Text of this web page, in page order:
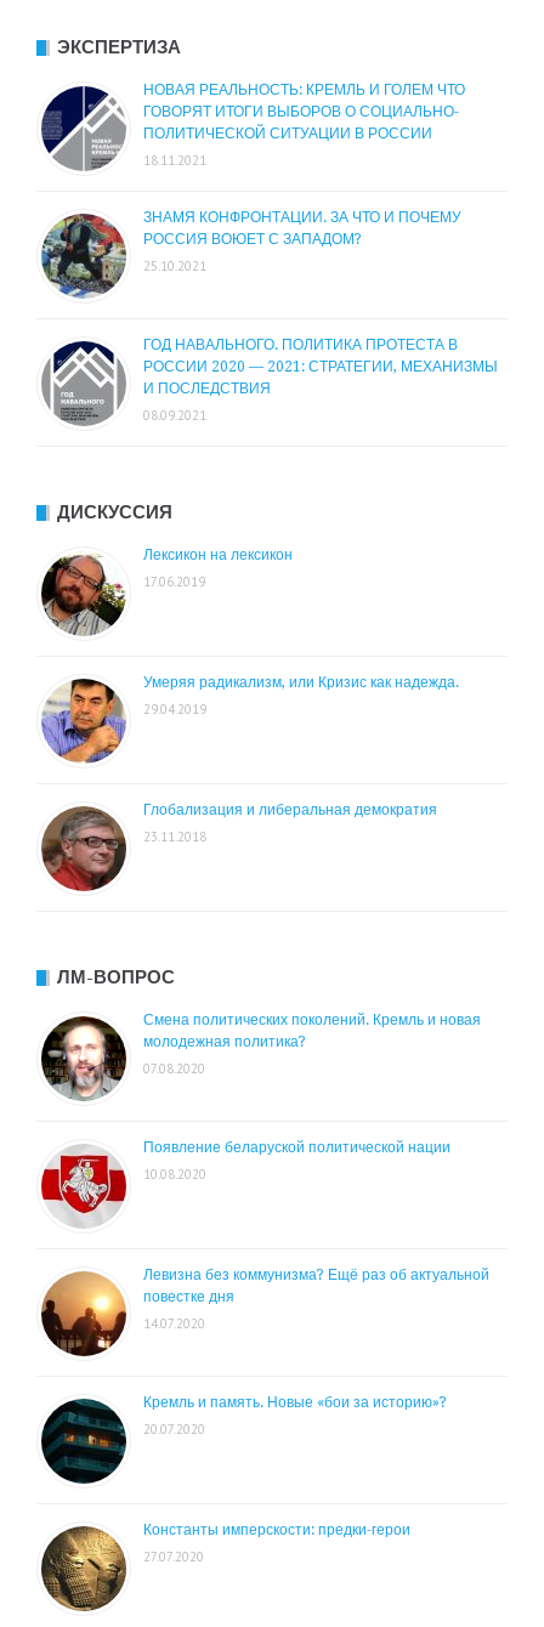
ЭКСПЕРТИЗА
НОВАЯ РЕАЛЬНОСТЬ: КРЕМЛЬ И ГОЛЕМ ЧТО
ГОВОРЯТ ИТОГИ ВЫБОРОВ О СОЦИАЛЬНО-
ПОЛИТИЧЕСКОЙ СИТУАЦИИ В РОССИИ
18.11.2021
ЗНАМЯ КОНФРОНТАЦИИ. ЗА ЧТО И ПОЧЕМУ
РОССИЯ ВОЮЕТ С ЗАПАДОМ?
25.10.2021
ГОД НАВАЛЬНОГО. ПОЛИТИКА ПРОТЕСТА В
РОССИИ 2020 — 2021: СТРАТЕГИИ, МЕХАНИЗМЫ
И ПОСЛЕДСТВИЯ
08.09.2021
ДИСКУССИЯ
Лексикон на лексикон
17.06.2019
Умеряя радикализм, или Кризис как надежда.
29.04.2019
Глобализация и либеральная демократия
23.11.2018
ЛМ-ВОПРОС
Смена политических поколений. Кремль и новая
молодежная политика?
07.08.2020
Появление беларуской политической нации
10.08.2020
Левизна без коммунизма? Ещё раз об актуальной
повестке дня
14.07.2020
Кремль и память. Новые «бои за историю»?
20.07.2020
Константы имперскости: предки-герои
27.07.2020